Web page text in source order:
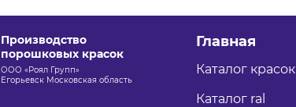
Производство
порошковых красок
ООО «Роял Групп»
Егорьевск Московская область
Главная
Каталог красок
Каталог ral